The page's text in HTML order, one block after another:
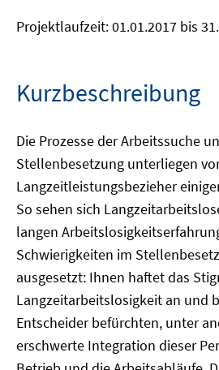
Projektlaufzeit: 01.01.2017 bis
Kurzbeschreibung
Die Prozesse der Arbeitssuche
Stellenbesetzung unterliegen
Langzeitleistungsbezieher
So sehen sich
langen
Schwierigkeiten im
ausgesetzt: Ihnen haftet das
Langzeitarbeitslosigkeit an und
Entscheider befürchten, unter
erschwerte Integration dieser